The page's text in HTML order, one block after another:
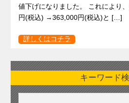
値下げになりました。 これにより
円(税込) →363,000円(税込)と […]
詳しくはコチラ
キーワード